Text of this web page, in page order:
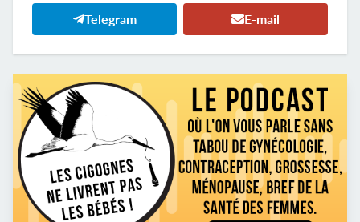
Telegram E-mail